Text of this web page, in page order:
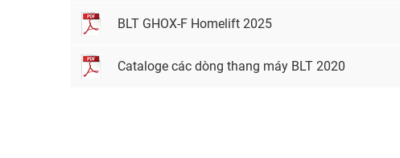
BLT GHOX-F Homelift 2025
Cataloge các dòng thang máy BLT 2020